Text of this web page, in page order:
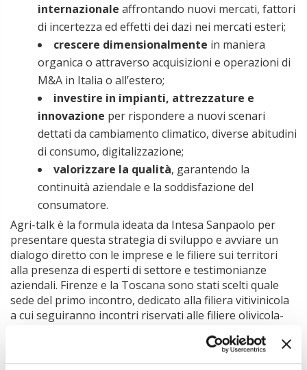
internazionale affrontando nuovi mercati, fattori
di incertezza ed effetti dei dazi nei mercati esteri;
crescere dimensionalmente in maniera
organica o attraverso acquisizioni e operazioni di
M&A in Italia o all’estero;
investire in impianti, attrezzature e
innovazione per rispondere a nuovi scenari
dettati da cambiamento climatico, diverse abitudini
di consumo, digitalizzazione;
valorizzare la qualità, garantendo la
continuità aziendale e la soddisfazione del
consumatore.
Agri-talk è la formula ideata da Intesa Sanpaolo per
presentare questa strategia di sviluppo e avviare un
dialogo diretto con le imprese e le filiere sui territori
alla presenza di esperti di settore e testimonianze
aziendali. Firenze e la Toscana sono stati scelti quale
sede del primo incontro, dedicato alla filiera vitivinicola
a cui seguiranno incontri riservati alle filiere olivicola-